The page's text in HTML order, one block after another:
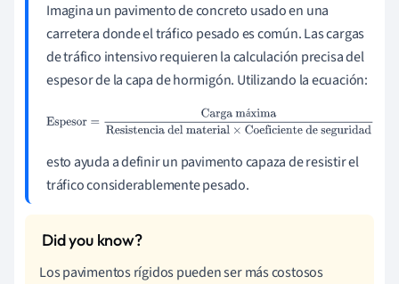
Imagina un pavimento de concreto usado en una
carretera donde el tráfico pesado es común. Las cargas
de tráfico intensivo requieren la calculación precisa del
espesor de la capa de hormigón. Utilizando la ecuación:
á
Espesor=Carga máximaResistencia del
esto ayuda a definir un pavimento capaza de resistir el
tráfico considerablemente pesado.
Los pavimentos rígidos pueden ser más costosos